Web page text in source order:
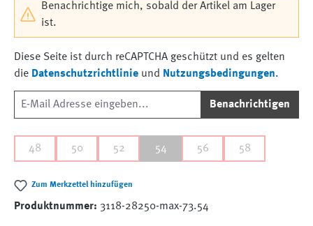
Benachrichtige mich, sobald der Artikel am Lager
ist.
Diese Seite ist durch reCAPTCHA geschützt und es gelten
die Datenschutzrichtlinie und Nutzungsbedingungen.
Benachrichtigen
48 50 52 54 56 58
Zum Merkzettel hinzufügen
Produktnummer: 3118-28250-max-73.54